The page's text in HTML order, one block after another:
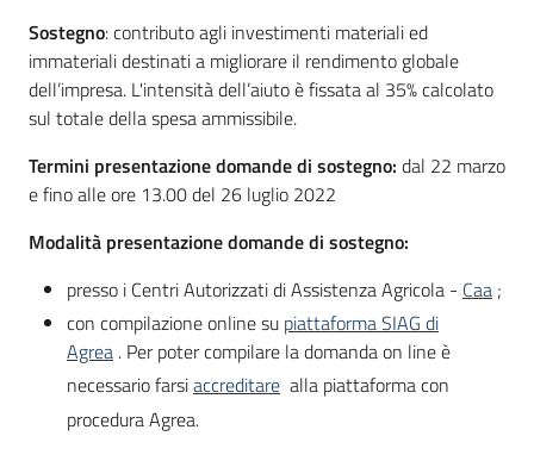
Sostegno: contributo agli investimenti materiali ed
immateriali destinati a migliorare il rendimento globale
dell’impresa. L'intensità dell’aiuto è fissata al 35% calcolato
sul totale della spesa ammissibile.
Termini presentazione domande di sostegno: dal 22 marzo
e fino alle ore 13.00 del 26 luglio 2022
Modalità presentazione domande di sostegno:
presso i Centri Autorizzati di Assistenza Agricola - Caa ;
con compilazione online su piattaforma SIAG di
Agrea . Per poter compilare la domanda on line è
necessario farsiaccreditare alla piattaforma con
procedura Agrea.